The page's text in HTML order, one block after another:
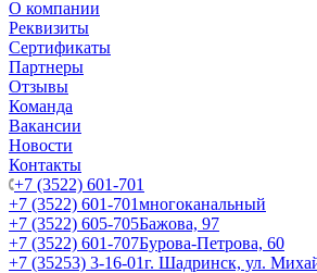
О компании
Реквизиты
Сертификаты
Партнеры
Отзывы
Команда
Вакансии
Новости
Контакты
+7 (3522) 601-701
+7 (3522) 601-701многоканальный
+7 (3522) 605-705Бажова, 97
+7 (3522) 601-707Бурова-Петрова, 60
+7 (35253) 3-16-01г. Шадринск, ул.